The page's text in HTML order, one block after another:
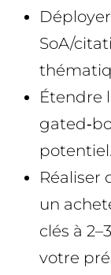
SoA/
Étendre
potentiel.
Réaliser
un
clés à
votre